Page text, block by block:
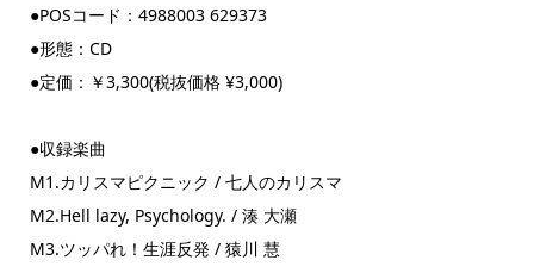
●POSコード：4988003 629373
●形態：CD
●定価：￥3,300(税抜価格 ¥3,000)
●収録楽曲
M1.カリスマピクニック / 七人のカリスマ
M2.Hell lazy, Psychology. / 湊 大瀬
M3.ツッパれ！生涯反発 / 猿川 慧